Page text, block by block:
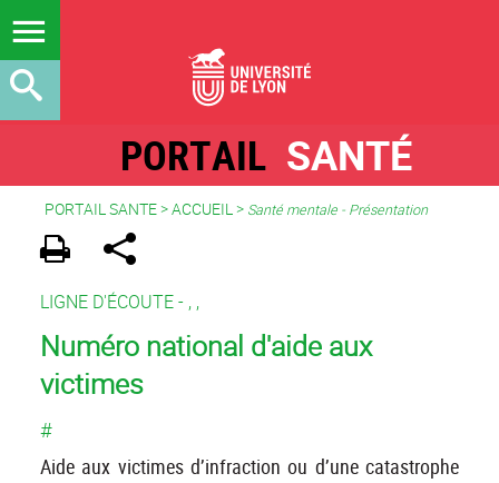
PORTAIL SANTÉ
PORTAIL SANTE>ACCUEIL> Santé mentale - Présentation
LIGNE D'ÉCOUTE - , ,
Numéro national d'aide aux
victimes
#
Aide aux victimes d’infraction ou d’une catastrophe